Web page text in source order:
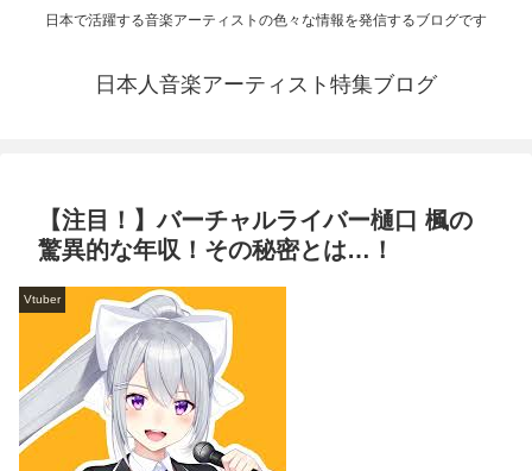
日本で活躍する音楽アーティストの色々な情報を発信するブログです
日本人音楽アーティスト特集ブログ
【注目！】バーチャルライバー樋口 楓の
驚異的な年収！その秘密とは…！
Vtuber